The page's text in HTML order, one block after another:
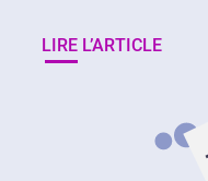
LIRE L’ARTICLE